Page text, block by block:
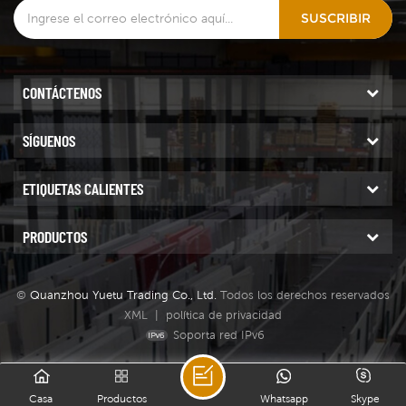
360 - 380mpa.la bomba
enfriamiento (no necesario
para enfriamiento, como
una máquina de agua fría o
una torre de enfriamiento,
etc. .) , que se puede usar
inmediatamente con
electricidad , y la mesa de
corte CNC es de tipo
pórtico , junto con el
sistema automático de
entrega de abrasivo .
SUSCRIBIR
CONTÁCTENOS
SÍGUENOS
ETIQUETAS CALIENTES
PRODUCTOS
© Quanzhou Yuetu Trading Co., Ltd. Todos los derechos reservados
XML
| política de privacidad
Soporta red IPv6
Casa Productos Skype
Whatsapp